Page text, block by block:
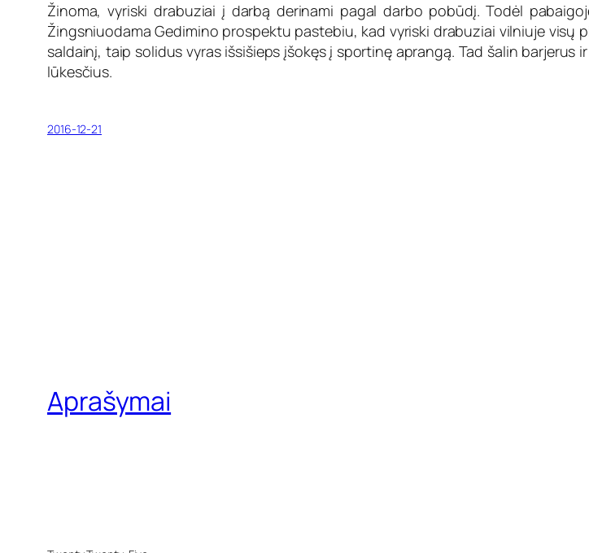
Žinoma, vyriski drabuziai į darbą derinami pagal darbo pobūdį. Todėl
Žingsniuodama Gedimino prospektu pastebiu, kad vyriski drabuziai vilniuje visų
saldainį, taip solidus vyras išsišieps įšokęs į sportinę aprangą. Tad šalin
lūkesčius.
2016-12-21
Aprašymai